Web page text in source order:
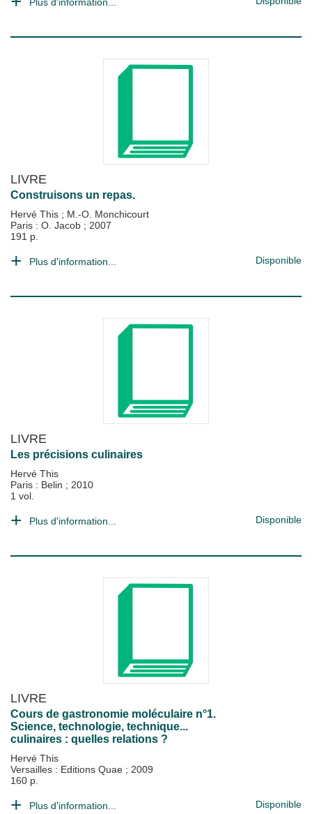
LIVRE
Construisons un repas.
Hervé This ; M.-O. Monchicourt
Paris : O. Jacob ; 2007
191 p.
Plus d'information... Disponible
LIVRE
Les précisions culinaires
Hervé This
Paris : Belin ; 2010
1 vol.
Plus d'information... Disponible
LIVRE
Cours de gastronomie moléculaire n°1.
Science, technologie, technique...
culinaires : quelles relations ?
Hervé This
Versailles : Editions Quae ; 2009
160 p.
Plus d'information... Disponible